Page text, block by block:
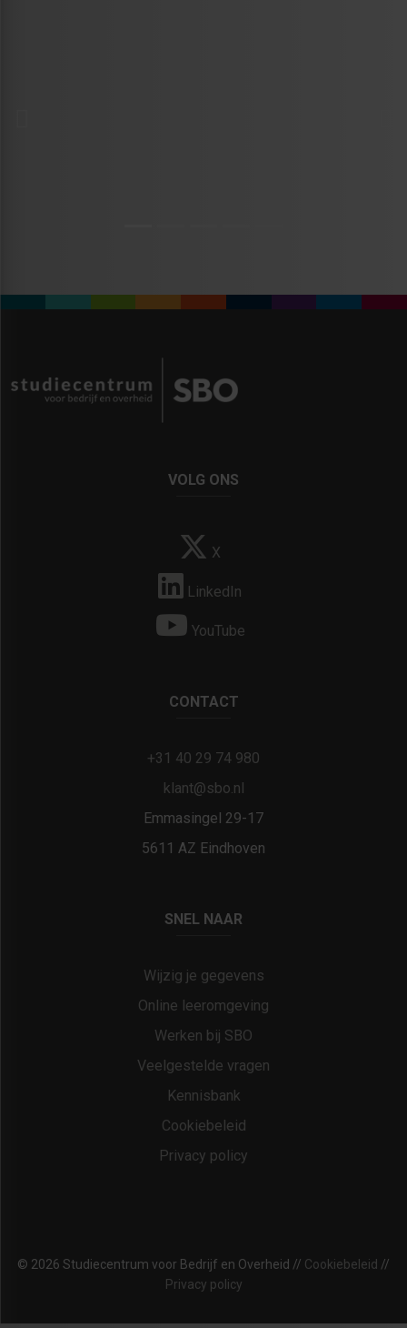
VOLG ONS
X
LinkedIn
YouTube
CONTACT
+31 40 29 74 980
klant@sbo.nl
Emmasingel 29-17
5611 AZ Eindhoven
SNEL NAAR
Wijzig je gegevens
Online leeromgeving
Werken bij SBO
Veelgestelde vragen
Kennisbank
Cookiebeleid
Privacy policy
© 2026 Studiecentrum voor Bedrijf en Overheid // Cookiebeleid //
Privacy policy